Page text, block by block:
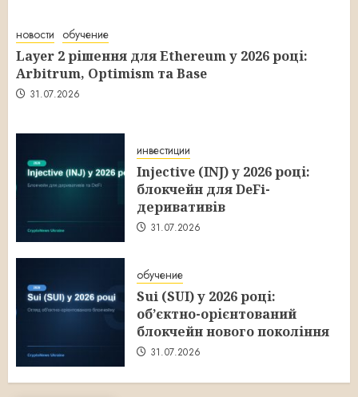
новости обучение
Layer 2 рішення для Ethereum у 2026 році:
Arbitrum, Optimism та Base
31.07.2026
инвестиции
Injective (INJ) у 2026 році:
блокчейн для DeFi-
деривативів
31.07.2026
обучение
Sui (SUI) у 2026 році:
об’єктно-орієнтований
блокчейн нового покоління
31.07.2026